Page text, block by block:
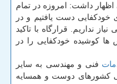
داشت: امروزه در تمام
دست یافتیم و در
نداریم. قرارگاه با تاكید
ها كوشیده خودكفایی را در
فنی و مهندسی به سایر
كشورهای دوست و همسایه